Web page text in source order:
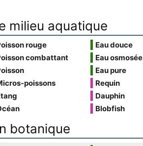
milieu aquatique
rouge
combattant
poissons
Eau douce
Eau osmosée
Eau pure
Requin
Dauphin
Blobfish
botanique